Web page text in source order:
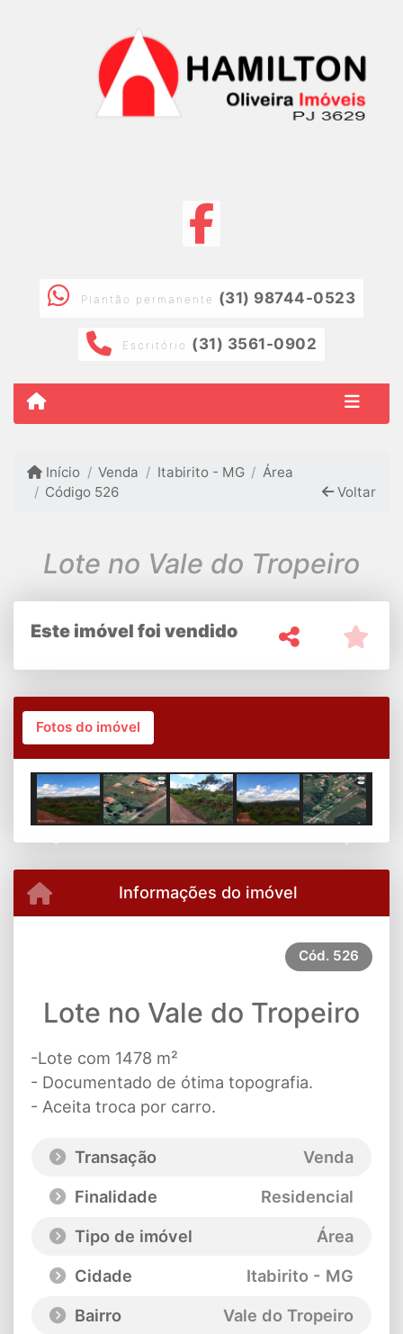
Plantão permanente (31) 98744-0523
Escritório (31) 3561-0902
Início Venda Itabirito - MG
Área
Código 526
Voltar
Lote no Vale do Tropeiro
Este imóvel foi vendido
Fotos do imóvel
Informações do imóvel
Cód. 526
Lote no Vale do Tropeiro
-Lote com 1478 m²
- Documentado de ótima topografia.
- Aceita troca por carro.
Transação
Venda
Finalidade
Residencial
Tipo de imóvel
Área
Cidade
Itabirito - MG
Bairro
Vale do Tropeiro